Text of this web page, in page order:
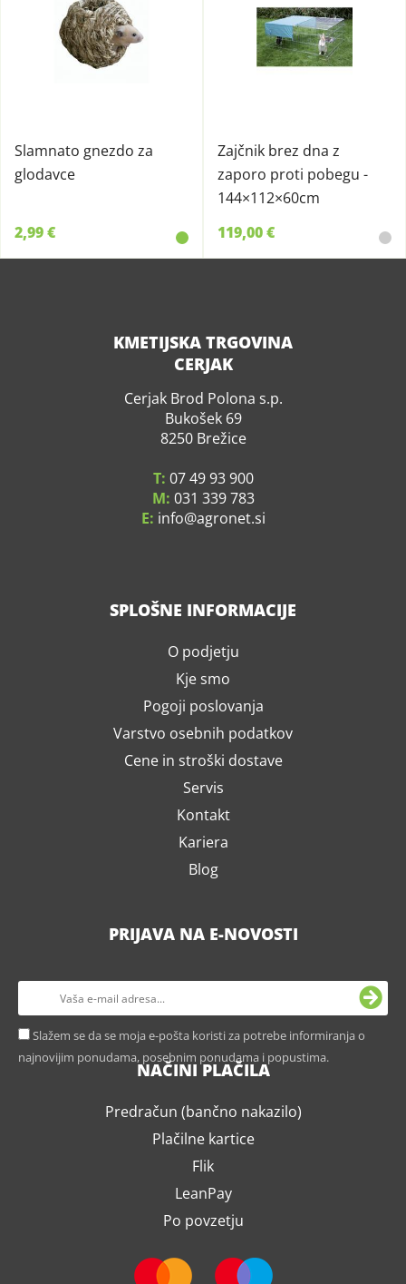
Slamnato gnezdo za
glodavce
2,99 €
Zajčnik brez dna z
zaporo proti pobegu -
144×112×60cm
119,00 €
KMETIJSKA TRGOVINA
CERJAK
Cerjak Brod Polona s.p.
Bukošek 69
8250 Brežice
T: 07 49 93 900
M: 031 339 783
E: info agronet.si
SPLOŠNE INFORMACIJE
O podjetju
Kje smo
Pogoji poslovanja
Varstvo osebnih podatkov
Cene in stroški dostave
Servis
Kontakt
Kariera
Blog
PRIJAVA NA E-NOVOSTI
Slažem se da se moja e-pošta koristi za potrebe informiranja o
najnovijim ponudama, posebnim ponudama i popustima.
NAČINI PLAČILA
Predračun (bančno nakazilo)
Plačilne kartice
Flik
LeanPay
Po povzetju